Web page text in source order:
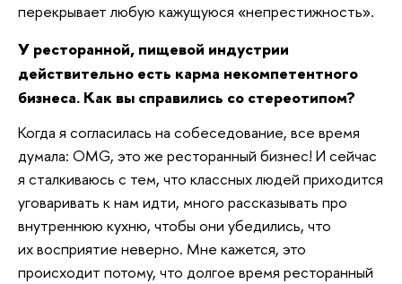
перекрывает любую кажущуюся «непрестижность».
У ресторанной, пищевой индустрии
действительно есть карма некомпетентного
бизнеса. Как вы справились со стереотипом?
Когда я согласилась на собеседование, все время
думала: OMG, это же ресторанный бизнес! И сейчас
я сталкиваюсь с тем, что классных людей приходится
уговаривать к нам идти, много рассказывать про
внутреннюю кухню, чтобы они убедились, что
их восприятие неверно. Мне кажется, это
происходит потому, что долгое время ресторанный